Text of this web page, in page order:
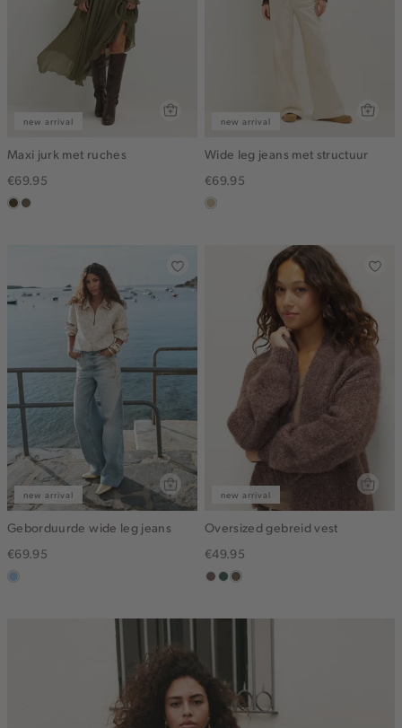
new arrival
Maxi jurk met ruches
€69.95
groen,
middenbruin
new arrival
Wide leg jeans met structuur
€69.95
lichtzand
new arrival
Geborduurde wide leg jeans
€69.95
blauw,
new arrival
Oversized gebreid vest
€49.95
taupe
groen,
bruin